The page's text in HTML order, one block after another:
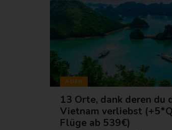
ASIEN
13 Orte, dank deren du
Vietnam verliebst
Flüge ab 539€)